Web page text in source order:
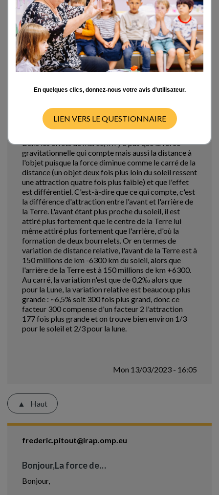
En vous remerciant par avance pour votre aide
Bien cordialement
André
Mon 13/03/23 - 14:54
Marées
Bonjour,
Dans les effets de marée, il n'y a pas que la force
gravitationnelle qui compte mais aussi la distance à
l'objet puisque la force diminue comme le carré de la
distance (un objet deux fois plus loin du soleil ressent
une attraction quatre fois plus faible) et que l'effet
est différentiel. C'est-à-dire que ce qui compte, c'est
la différence d'attraction entre l'avant et l'arrière de
la Terre. L'avant étant plus proche du soleil, il est
attiré plus fortement que le centre de la Terre lui
même attiré plus fortement que l'arrière, d'où la
formation de deux bourrelets. Or en termes de
variation de distance relative, l'avant de la Terre est à
150 millions de km -6300 km du soleil, alors que
l'arrière de la Terre est à 150 millions de km +6300.
Au carré, la variation n'est que de 0,2‰ alors que
pour la Lune, la variation relative est beaucoup plus
grande : ~6,5% soit 300 fois plus grand, donc ce
facteur 300 compense d'un facteur 2 l'attraction
177 fois plus grande et on trouve bien environ 1/3
pour le soleil et 2/3 pour la lune.
Mon 13/03/2023 - 16:05
Haut
frederic.pitout@irap.omp.eu
Bonjour,La force de…
Bonjour,
En quelques clics, donnez-nous votre avis d'utilisateur.
LIEN VERS LE QUESTIONNAIRE